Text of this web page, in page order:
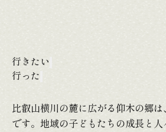
行きたい
行った
比叡山横川の麓に広がる仰木の郷
です。地域の子どもたちの成長と